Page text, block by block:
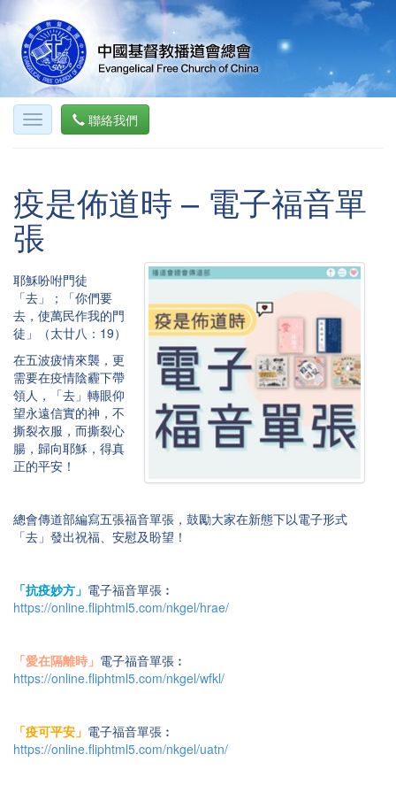
聯絡我們
疫是佈道時 – 電子福音單
張
耶穌吩咐門徒
「去」；「你們要
去，使萬民作我的門
徒」（太廿八：19）
在五波疲情來襲，更
需要在疫情陰霾下帶
領人，「去」轉眼仰
望永遠信實的神，不
撕裂衣服，而撕裂心
腸，歸向耶穌，得真
正的平安！
總會傳道部編寫五張福音單張，鼓勵大家在新態下以電子形式
「去」發出祝福、安慰及盼望！
「抗疫妙方」 電子福音單張︰
https://online.fliphtml5.com/nkgel/hrae/
「愛在隔離時」 電子福音單張︰
https://online.fliphtml5.com/nkgel/wfkl/
「疫可平安」 電子福音單張︰
https://online.fliphtml5.com/nkgel/uatn/